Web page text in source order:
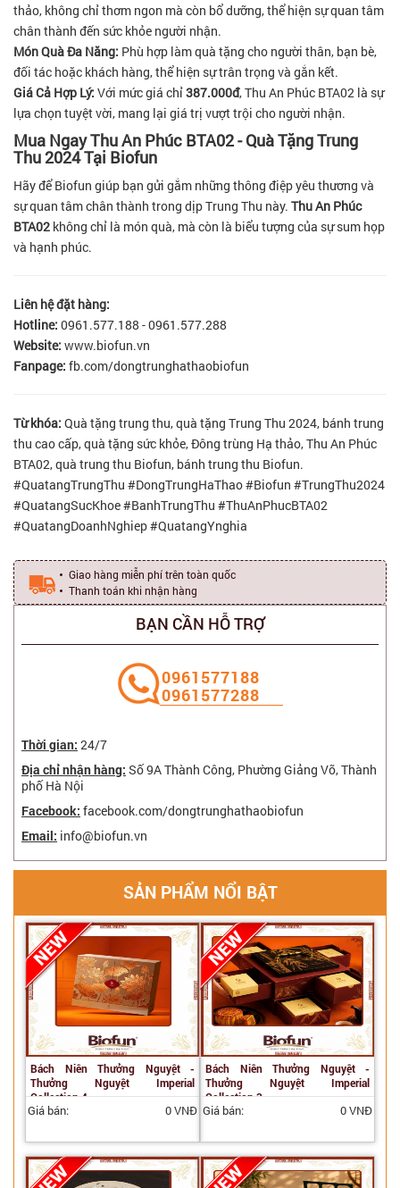
thảo, không chỉ thơm ngon mà còn bổ dưỡng, thể hiện sự quan tâm
chân thành đến sức khỏe người nhận.
Món Quà Đa Năng: Phù hợp làm quà tặng cho người thân, bạn bè,
đối tác hoặc khách hàng, thể hiện sự trân trọng và gắn kết.
Giá Cả Hợp Lý: Với mức giá chỉ387.000đ, Thu An Phúc BTA02 là sự
lựa chọn tuyệt vời, mang lại giá trị vượt trội cho người nhận.
Mua Ngay Thu An Phúc BTA02 - Quà Tặng Trung
Thu 2024 Tại Biofun
Hãy để Biofun giúp bạn gửi gắm những thông điệp yêu thương và
sự quan tâm chân thành trong dịp Trung Thu này. Thu An Phúc
BTA02 không chỉ là món quà, mà còn là biểu tượng của sự sum họp
và hạnh phúc.
Liên hệ đặt hàng:
Hotline: 0961.577.188 - 0961.577.288
Website: www.biofun.vn
Fanpage: fb.com/dongtrunghathaobiofun
Từ khóa: Quà tặng trung thu, quà tặng Trung Thu 2024, bánh trung
thu cao cấp, quà tặng sức khỏe, Đông trùng Hạ thảo, Thu An Phúc
BTA02, quà trung thu Biofun, bánh trung thu Biofun.
#QuatangTrungThu #DongTrungHaThao #Biofun #TrungThu2024
#QuatangSucKhoe #BanhTrungThu #ThuAnPhucBTA02
#QuatangDoanhNghiep #QuatangYnghia
Giao hàng miễn phí trên toàn quốc
Thanh toán khi nhận hàng
BẠN CẦN HỖ TRỢ
‭0961577188
0961577288
Thời gian: 24/7
Địa chỉ nhận hàng: Số 9A Thành Công, Phường Giảng Võ, Thành
phố Hà Nội
Facebook: facebook.com/dongtrunghathaobiofun
Email: info@biofun.vn
SẢN PHẨM NỔI BẬT
Bách Niên Thưởng Nguyệt -
Thưởng Nguyệt Imperial
Collection 4
Giá bán: 0 VNĐ
Bách Niên Thưởng Nguyệt -
Thưởng Nguyệt Imperial
Collection 3
Giá bán: 0 VNĐ